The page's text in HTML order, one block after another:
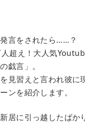
言をされたら……？
超え！大人気
戯言」。
見習えと言われ彼に
ンを紹介します。
居に引っ越したばか